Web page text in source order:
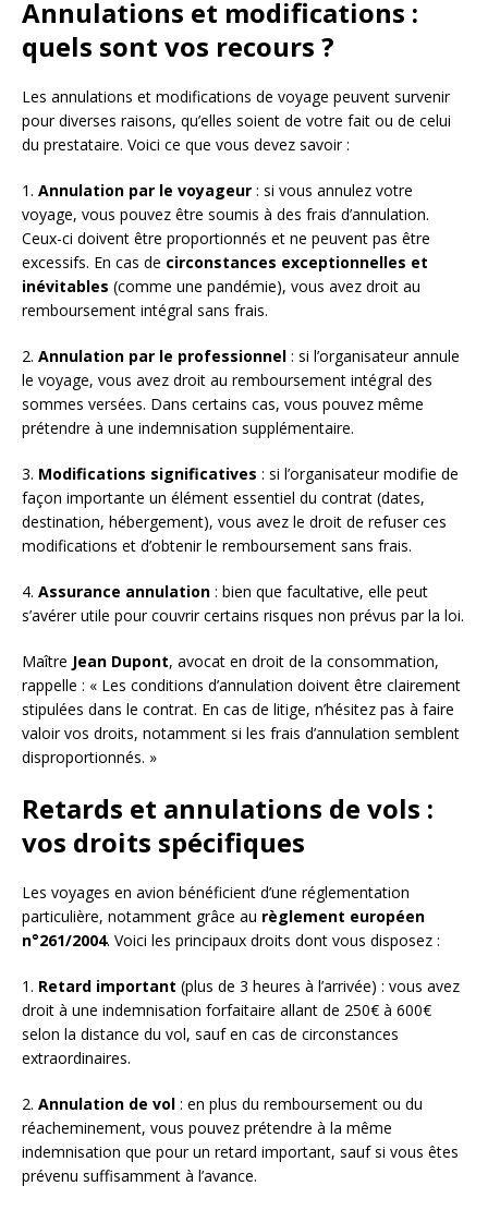
Annulations et modifications :
quels sont vos recours ?
Les annulations et modifications de voyage peuvent survenir
pour diverses raisons, qu’elles soient de votre fait ou de celui
du prestataire. Voici ce que vous devez savoir :
1. Annulation par le voyageur : si vous annulez votre
voyage, vous pouvez être soumis à des frais d’annulation.
Ceux-ci doivent être proportionnés et ne peuvent pas être
excessifs. En cas de circonstances exceptionnelles et
inévitables (comme une pandémie), vous avez droit au
remboursement intégral sans frais.
2. Annulation par le professionnel : si l’organisateur annule
le voyage, vous avez droit au remboursement intégral des
sommes versées. Dans certains cas, vous pouvez même
prétendre à une indemnisation supplémentaire.
3. Modifications significatives : si l’organisateur modifie de
façon importante un élément essentiel du contrat (dates,
destination, hébergement), vous avez le droit de refuser ces
modifications et d’obtenir le remboursement sans frais.
4. Assurance annulation : bien que facultative, elle peut
s’avérer utile pour couvrir certains risques non prévus par la loi.
Maître Jean Dupont, avocat en droit de la consommation,
rappelle : « Les conditions d’annulation doivent être clairement
stipulées dans le contrat. En cas de litige, n’hésitez pas à faire
valoir vos droits, notamment si les frais d’annulation semblent
disproportionnés. »
Retards et annulations de vols :
vos droits spécifiques
Les voyages en avion bénéficient d’une réglementation
particulière, notamment grâce au règlement européen
n°261/2004. Voici les principaux droits dont vous disposez :
1. Retard important (plus de 3 heures à l’arrivée) : vous avez
droit à une indemnisation forfaitaire allant de 250€ à 600€
selon la distance du vol, sauf en cas de circonstances
extraordinaires.
2. Annulation de vol : en plus du remboursement ou du
réacheminement, vous pouvez prétendre à la même
indemnisation que pour un retard important, sauf si vous êtes
prévenu suffisamment à l’avance.